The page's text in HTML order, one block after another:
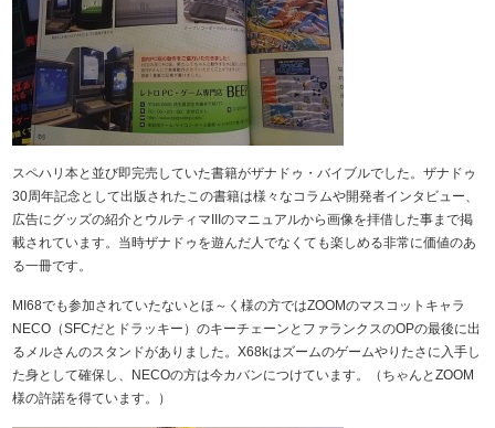
スペハリ本と並び即完売していた書籍がザナドゥ・バイブルでした。ザナドゥ
30周年記念として出版されたこの書籍は様々なコラムや開発者インタビュー、
広告にグッズの紹介とウルティマIIIのマニュアルから画像を拝借した事まで掲
載されています。当時ザナドゥを遊んだ人でなくても楽しめる非常に価値のあ
る一冊です。
MI68でも参加されていたないとほ～く様の方ではZOOMのマスコットキャラ
NECO（SFCだとドラッキー）のキーチェーンとファランクスのOPの最後に出
るメルさんのスタンドがありました。X68kはズームのゲームやりたさに入手し
た身として確保し、NECOの方は今カバンにつけています。（ちゃんとZOOM
様の許諾を得ています。）